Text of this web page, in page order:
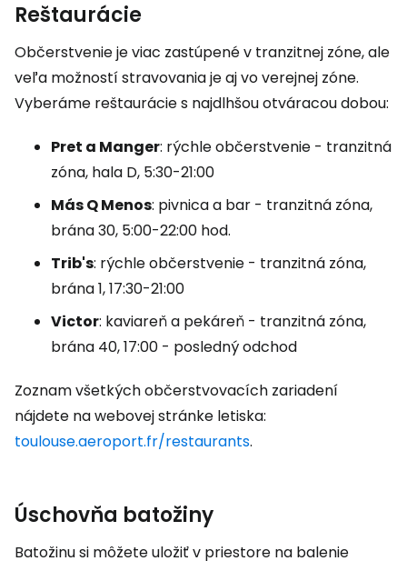
Reštaurácie
Občerstvenie je viac zastúpené v tranzitnej zóne, ale
veľa možností stravovania je aj vo verejnej zóne.
Vyberáme reštaurácie s najdlhšou otváracou dobou:
Pret a Manger: rýchle občerstvenie - tranzitná
zóna, hala D, 5:30-21:00
Más Q Menos: pivnica a bar - tranzitná zóna,
brána 30, 5:00-22:00 hod.
Trib's: rýchle občerstvenie - tranzitná zóna,
brána 1, 17:30-21:00
Victor: kaviareň a pekáreň - tranzitná zóna,
brána 40, 17:00 - posledný odchod
Zoznam všetkých občerstvovacích zariadení
nájdete na webovej stránke letiska:
toulouse.aeroport.fr/restaurants.
Úschovňa batožiny
Batožinu si môžete uložiť v priestore na balenie